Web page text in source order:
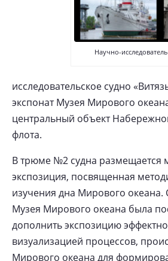
Научно-
исследовательское судно
экспонат Музея Мирового
центральный объект
флота.
В трюме №2 судна размещается
экспозиция, посвященная
изучения дна Мирового океана.
Музея Мирового океана была
дополнить экспозицию
визуализацией процессов,
Мирового океана для